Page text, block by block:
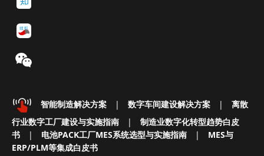
智能制造解决方案 | 数字车间建设解决方案 |
离散
行业数字工厂建设与实施指南
|
制造业数字化转型趋势白皮
书
| 电池PACK工厂MES系统选型与实施指南 |
MES与
ERP/PLM等集成白皮书